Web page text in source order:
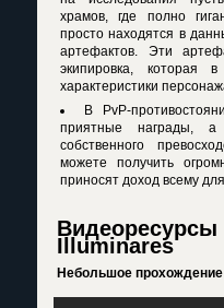
храмов, где полно
просто находятся в
артефактов. Эти
экипировка, которая
характеристики
В PvP-
приятные награды, а
собственного
можете получить
приносят доход всему для
Illuminares
Небольшое